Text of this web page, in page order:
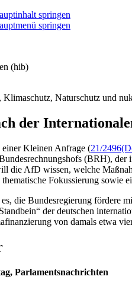
springen
springen
(hib)
Klimaschutz, Naturschutz und
der
Kleinen Anfrage (21/2496
(BRH), der
die AfD wissen, welche
thematische Fokussierung sowie
die Bundesregierung fördere
der deutschen
von damals etwa
Parlamentsnachrichten